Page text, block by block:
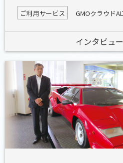
ご利用サービス GMOクラウド
インタビュ